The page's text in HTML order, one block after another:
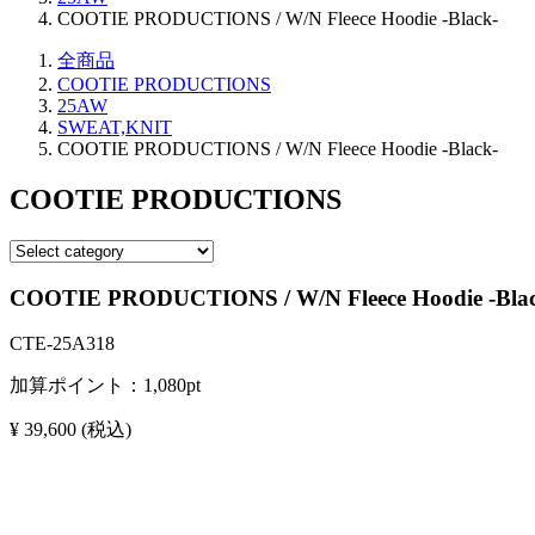
COOTIE PRODUCTIONS / W/N Fleece Hoodie -Black-
全商品
COOTIE PRODUCTIONS
25AW
SWEAT,KNIT
COOTIE PRODUCTIONS / W/N Fleece Hoodie -Black-
COOTIE PRODUCTIONS
COOTIE PRODUCTIONS / W/N Fleece Hoodie -
CTE-25A318
加算ポイント： 1,080pt
¥ 39,600 (税込)